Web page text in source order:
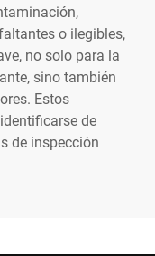
o ilegibles,
no solo para la
sino también
Estos
de
de inspección